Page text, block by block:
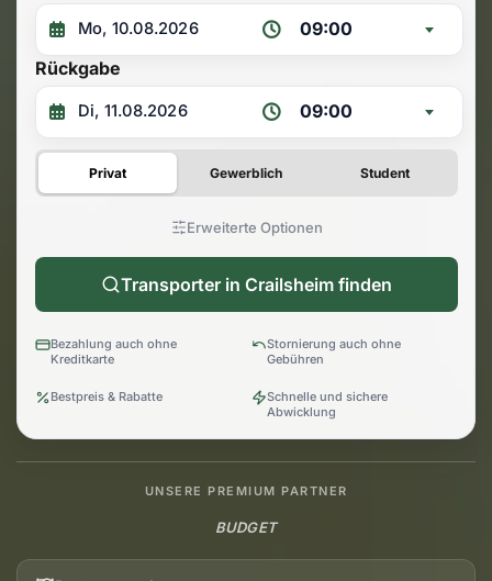
09:00
Rückgabe
09:00
Privat Gewerblich Student
Erweiterte Optionen
Transporter in Crailsheim finden
Bezahlung auch ohne
Kreditkarte
Stornierung auch ohne
Gebühren
Bestpreis & Rabatte
Schnelle und sichere
Abwicklung
UNSERE PREMIUM PARTNER
BUDGET